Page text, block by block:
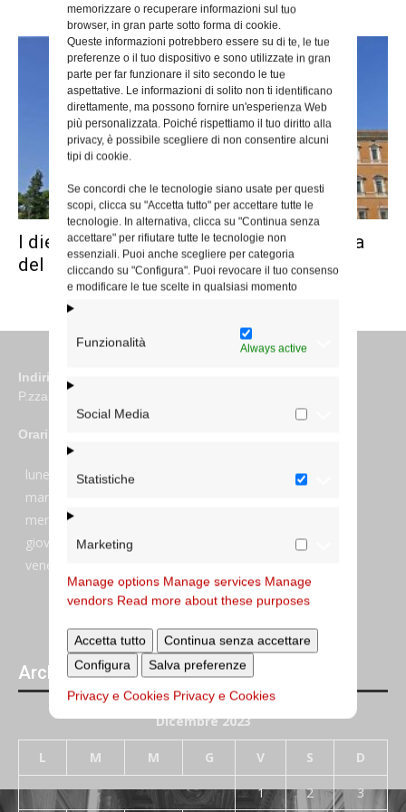
memorizzare o recuperare informazioni sul tuo
browser, in gran parte sotto forma di cookie.
Queste informazioni potrebbero essere su di te, le tue
preferenze o il tuo dispositivo e sono utilizzate in gran
parte per far funzionare il sito secondo le tue
aspettative. Le informazioni di solito non ti identificano
direttamente, ma possono fornire un'esperienza Web
più personalizzata. Poiché rispettiamo il tuo diritto alla
privacy, è possibile scegliere di non consentire alcuni
tipi di cookie.
Se concordi che le tecnologie siano usate per questi
scopi, clicca su "Accetta tutto" per accettare tutte le
tecnologie. In alternativa, clicca su "Continua senza
accettare" per rifiutare tutte le tecnologie non
essenziali. Puoi anche scegliere per categoria
cliccando su "Configura". Puoi revocare il tuo consenso
e modificare le tue scelte in qualsiasi momento
Funzionalità Always active
Social Media
Statistiche
Marketing
Manage options Manage services Manage
vendors Read more about these purposes
Accetta tutto
Continua senza accettare
Configura
Salva preferenze
Privacy e Cookies Privacy e Cookies
I dieci anni dell’Ordo Viduarum. La lettera
del cardinale De Donatis
Indirizzo
P.zza S. Giovanni in Laterano 6 00184 Roma
Orari
lunedi:
martedi:
mercoledi:
giovedi:
venerdi:
Archivi giornalieri degli articoli pubblicati
Dicembre 2023
L M M G V S D
1 2 3